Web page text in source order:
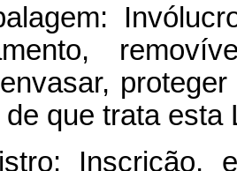
que trata esta
Inscrição,